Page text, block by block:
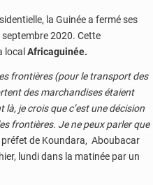
la Guinée a fermé ses
2020. Cette
local Africaguinée.
frontières (pour le transport des
des marchandises étaient
je crois que c’est une décision
frontières. Je ne peux parler que
préfet de Koundara, Aboubacar
lundi dans la matinée par un